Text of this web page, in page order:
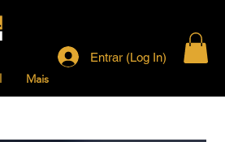
Mais
Entrar (Log In)